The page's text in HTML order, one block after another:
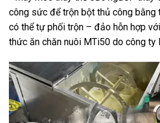
công sức để trộn bột thủ công bằng
có thể tự phối trộn – đảo hỗn hợp
thức ăn chăn nuôi MTi50 do công ty